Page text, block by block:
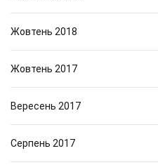
Жовтень 2018
Жовтень 2017
Вересень 2017
Серпень 2017